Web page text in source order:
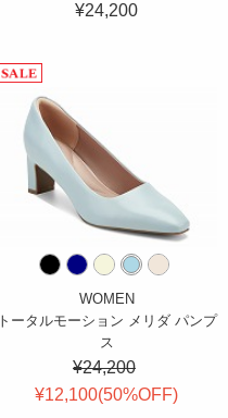
¥24,200
WOMEN
トータルモーション メリダ パンプ
ス
¥24,200
¥12,100(50%OFF)